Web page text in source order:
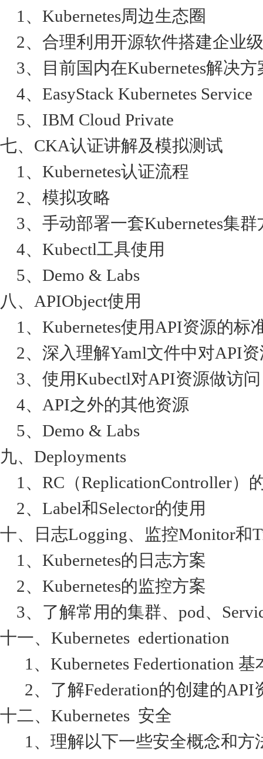
1、Kubernetes周边生态圈
2、合理利用开源软件搭建企业级
3、目前国内在Kubernetes解决
4、EasyStack Kubernetes Service
5、IBM Cloud Private
七、CKA认证讲解及模拟测试
1、Kubernetes认证流程
2、模拟攻略
3、手动部署一套Kubernetes集群
4、Kubectl工具使用
5、Demo & Labs
八、APIObject使用
1、Kubernetes使用API资源的标
2、深入理解Yaml文件中对API
3、使用Kubectl对API资源做访问
4、API之外的其他资源
5、Demo & Labs
九、Deployments
1、RC（ReplicationController）
2、Label和Selector的使用
十、日志Logging、监控Monitor和
1、Kubernetes的日志方案
2、Kubernetes的监控方案
3、了解常用的集群、pod、
十一、Kubernetes edertionation
1、Kubernetes Federtionation 基
2、了解Federation的创建的API
十二、Kubernetes 安全
1、理解以下一些安全概念和方